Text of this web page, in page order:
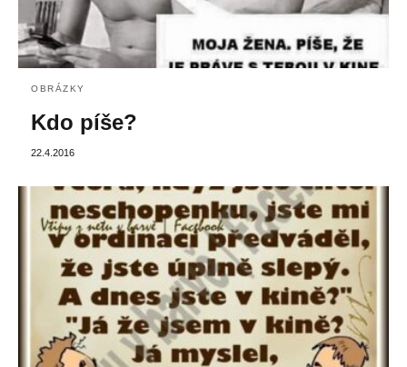
OBRÁZKY
Kdo píše?
22.4.2016